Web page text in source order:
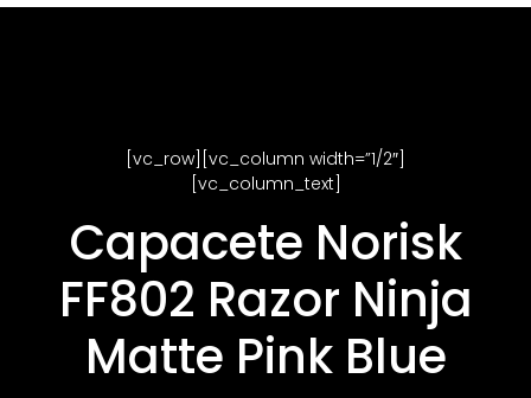
[vc_row][vc_column width=”1/2″]
[vc_column_text]
Capacete Norisk
FF802 Razor Ninja
Matte Pink Blue